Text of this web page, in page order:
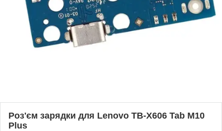
Роз'єм зарядки для Lenovo TB-X606 Tab M10
Plus